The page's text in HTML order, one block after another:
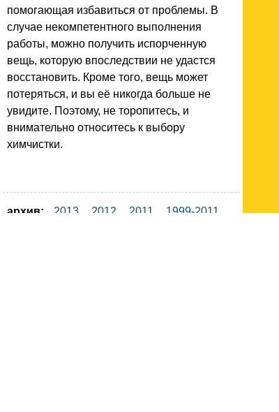
помогающая избавиться от проблемы. В
случае некомпетентного выполнения
работы, можно получить испорченную
вещь, которую впоследствии не удастся
восстановить. Кроме того, вещь может
потеряться, и вы её никогда больше не
увидите. Поэтому, не торопитесь, и
внимательно относитесь к выбору
химчистки.
архив: 2013 2012 2011
1999-2011